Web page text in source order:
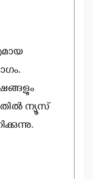
ന്യൂസ്